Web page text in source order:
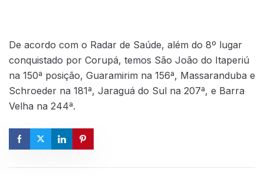
De acordo com o Radar de Saúde, além do 8º lugar
conquistado por Corupá, temos São João do Itaperiú
na 150ª posição, Guaramirim na 156ª, Massaranduba e
Schroeder na 181ª, Jaraguá do Sul na 207ª, e Barra
Velha na 244ª.